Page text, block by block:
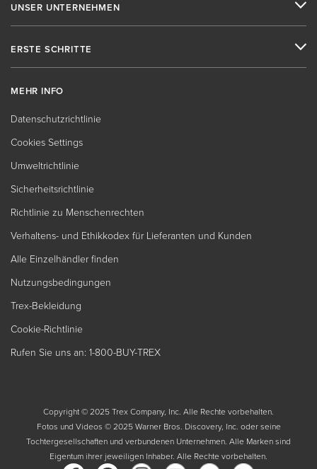
UNSER UNTERNEHMEN
ERSTE SCHRITTE
MEHR INFO
Datenschutzrichtlinie
Cookies Settings
Umweltrichtlinie
Sicherheitsrichtlinie
Richtlinie zu Menschenrechten
Verhaltens- und Ethikkodex für Lieferanten und Kunden
Alle Einzelhändler finden
Nutzungsbedingungen
Trex-Bekleidung
Cookie-Richtlinie
Rufen Sie uns an: 1-800-BUY-TREX
Copyright © 2025 Trex Company, Inc. Alle Rechte vorbehalten.
Fotos und Videos © 2025 Warner Bros. Discovery, Inc. oder seine
Tochtergesellschaften und verbundenen Unternehmen. Alle Marken sind
Eigentum ihrer jeweiligen Inhaber. Alle Rechte vorbehalten.